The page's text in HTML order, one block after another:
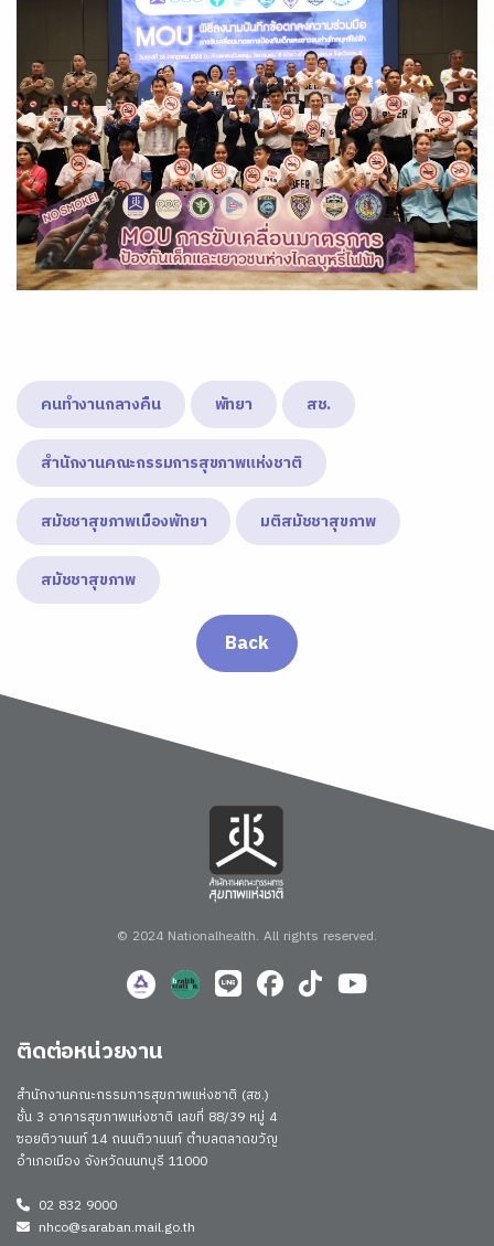
คนทำงานกลางคืน พัทยา สช.
สำนักงานคณะกรรมการสุขภาพแห่งชาติ
สมัชชาสุขภาพเมืองพัทยา มติสมัชชาสุขภาพ
สมัชชาสุขภาพ
Back
© 2024 Nationalhealth. All rights reserved.
ติดต่อหน่วยงาน
สำนักงานคณะกรรมการสุขภาพแห่งชาติ (สช.)
ชั้น 3 อาคารสุขภาพแห่งชาติ เลขที่ 88/39 หมู่ 4
ซอยติวานนท์ 14 ถนนติวานนท์ ตำบลตลาดขวัญ
อำเภอเมือง จังหวัดนนทบุรี 11000
02 832 9000
nhco@saraban.mail.go.th